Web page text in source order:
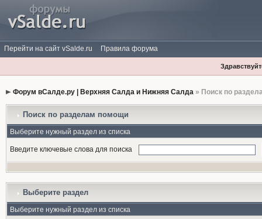
Перейти на сайт vSalde.ru Правила форума
Форум вСалде.ру | Верхняя Салда и Нижняя Салда» Поиск по
Поиск по разделам помощи
Выберите нужный раздел из списка
Введите ключевые слова для поиска
Выберите раздел
Выберите нужный раздел из списка